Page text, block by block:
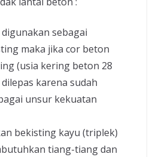
sebagai
maka jika cor beton
(usia kering beton 28
karena sudah
unsur kekuatan
bekisting kayu (triplek)
tiang-tiang dan